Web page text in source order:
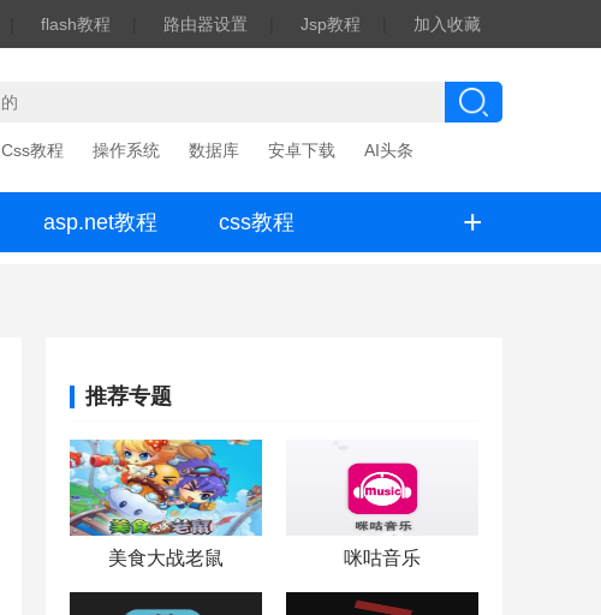
flash教程 路由器设置 Jsp教程 加入收藏
Css教程 操作系统 数据库 安卓下载 AI头条
asp.net教程 css教程 +
推荐专题
美食大战老鼠 咪咕音乐